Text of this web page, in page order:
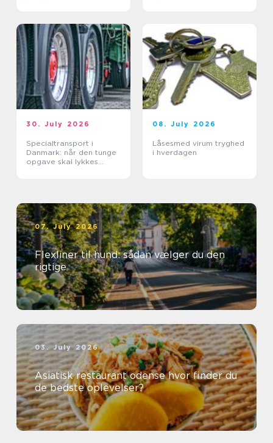
30. July 2026
Specialtransport i
Danmark: når den tunge
opgave skal lykkes
08. July 2026
Låsesmed virum tryghed
i hverdagen
07. July 2026
Flexliner til hund: sådan vælger du den
rigtige
03. July 2026
Asiatisk restaurant odense hvor finder du
de bedste oplevelser?